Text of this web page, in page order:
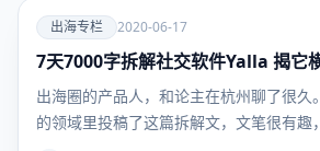
爱
出海专
栏
出海专栏 2020-06-17
7天7000字拆解社交软件Yalla 揭它
出海圈的产品人，和论主在杭州聊了很久
的领域里投稿了这篇拆解文，文笔很有趣